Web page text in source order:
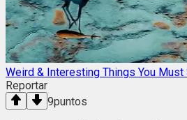
Weird & Interesting Things You Must
Reportar
9puntos